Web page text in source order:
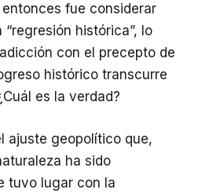
fue considerar
histórica”, lo
con el precepto de
histórico transcurre
es la verdad?
ajuste geopolítico que,
ha sido
tuvo lugar con la